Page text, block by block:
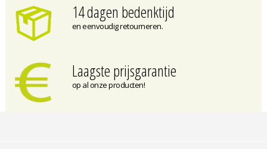
14 dagen bedenktijd
en eenvoudig retourneren.
Laagste prijsgarantie
op al onze producten!